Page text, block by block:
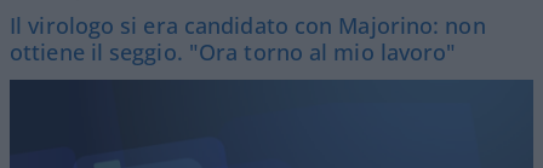
Il virologo si era candidato con Majorino: non
ottiene il seggio. "Ora torno al mio lavoro"